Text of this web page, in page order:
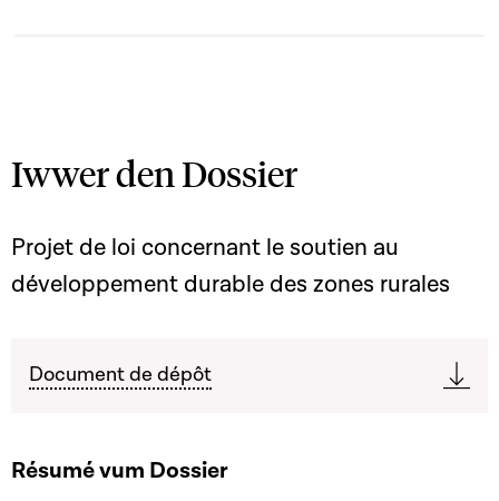
Iwwer den Dossier
Projet de loi concernant le soutien au
développement durable des zones rurales
Document de dépôt
Résumé vum Dossier